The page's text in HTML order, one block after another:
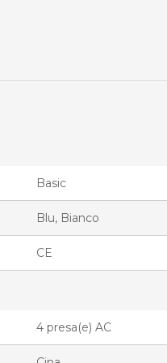
Basic
Blu, Bianco
CE
4 presa(e) AC